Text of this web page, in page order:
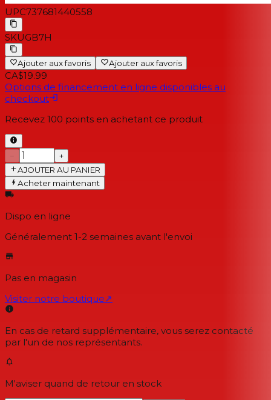
UPC737681440558
SKUGB7H
Ajouter aux favoris Ajouter aux favoris
CA$19.99
Options de financement en ligne disponibles au
checkout
Recevez 100 points en achetant ce produit
−
+
AJOUTER AU PANIER
Acheter maintenant
Dispo en ligne
Généralement 1-2 semaines avant l'envoi
Pas en magasin
Visiter notre boutique↗
En cas de retard supplémentaire, vous serez contacté
par l'un de nos représentants.
M'aviser quand de retour en stock